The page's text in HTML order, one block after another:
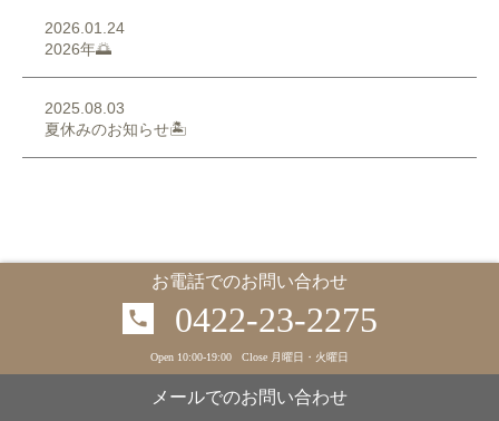
2026.01.24
2026年🌅
2025.08.03
夏休みのお知らせ🏝️
お電話でのお問い合わせ
0422-23-2275
Open 10:00-19:00 Close 月曜日・火曜日
メールでのお問い合わせ